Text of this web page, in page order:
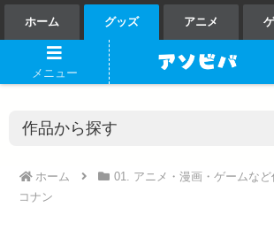
ホーム グッズ アニメ
ホーム 01. アニメ・漫画・ゲームなど
コナン
メニュー